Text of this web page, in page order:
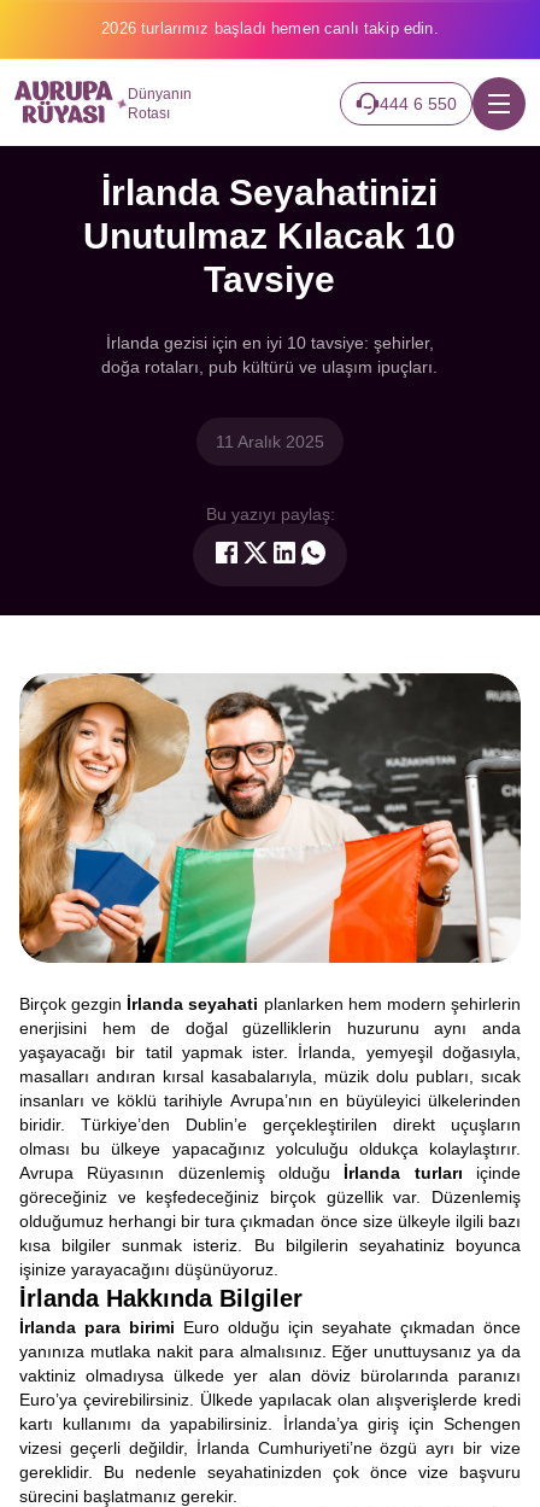
2026 turlarımız başladı hemen canlı takip edin.
Dünyanın
Rotası
444 6 550
İrlanda Seyahatinizi
Unutulmaz Kılacak 10
Tavsiye
İrlanda gezisi için en iyi 10 tavsiye: şehirler,
doğa rotaları, pub kültürü ve ulaşım ipuçları.
11 Aralık 2025
Bu yazıyı paylaş:
Birçok gezgin İrlanda seyahati planlarken hem modern şehirlerin
enerjisini hem de doğal güzelliklerin huzurunu aynı anda
yaşayacağı bir tatil yapmak ister. İrlanda, yemyeşil doğasıyla,
masalları andıran kırsal kasabalarıyla, müzik dolu pubları, sıcak
insanları ve köklü tarihiyle Avrupa’nın en büyüleyici ülkelerinden
biridir. Türkiye’den Dublin’e gerçekleştirilen direkt uçuşların
olması bu ülkeye yapacağınız yolculuğu oldukça kolaylaştırır.
Avrupa Rüyasının düzenlemiş olduğu İrlanda turları içinde
göreceğiniz ve keşfedeceğiniz birçok güzellik var. Düzenlemiş
olduğumuz herhangi bir tura çıkmadan önce size ülkeyle ilgili bazı
kısa bilgiler sunmak isteriz. Bu bilgilerin seyahatiniz boyunca
işinize yarayacağını düşünüyoruz.
İrlanda Hakkında Bilgiler
İrlanda para birimi Euro olduğu için seyahate çıkmadan önce
yanınıza mutlaka nakit para almalısınız. Eğer unuttuysanız ya da
vaktiniz olmadıysa ülkede yer alan döviz bürolarında paranızı
Euro’ya çevirebilirsiniz. Ülkede yapılacak olan alışverişlerde kredi
kartı kullanımı da yapabilirsiniz. İrlanda’ya giriş için Schengen
vizesi geçerli değildir, İrlanda Cumhuriyeti’ne özgü ayrı bir vize
gereklidir. Bu nedenle seyahatinizden çok önce vize başvuru
sürecini başlatmanız gerekir.